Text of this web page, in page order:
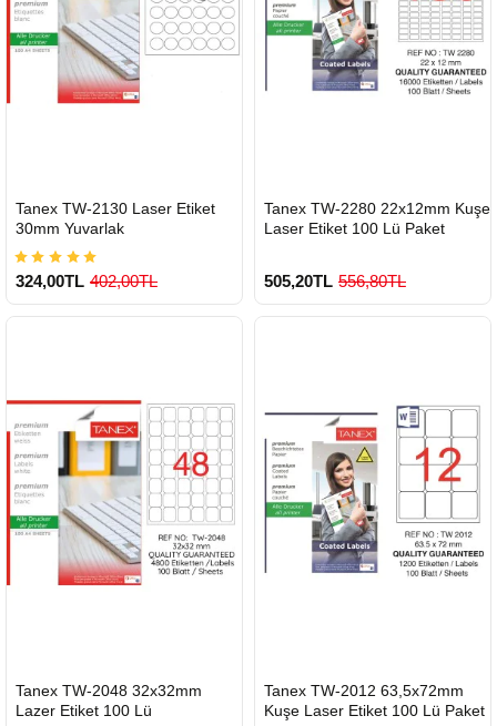
900 TL Üzeri Kargo Ücretsiz 900 TL Üzeri Kargo Ücretsiz
GÖNDERİ
900 TL Üzeri Kargo Ücretsiz
Tanex TW-2130 Laser Etiket
30mm Yuvarlak
324,00TL 402,00TL
GÖNDERİ
900 TL Üzeri Kargo Ücretsiz
Tanex TW-2280 22x12mm Kuşe
Laser Etiket 100 Lü Paket
505,20TL 556,80TL
GÖNDERİ
Tanex TW-2048 32x32mm
Lazer Etiket 100 Lü
GÖNDERİ
Tanex TW-2012 63,5x72mm
Kuşe Laser Etiket 100 Lü Paket